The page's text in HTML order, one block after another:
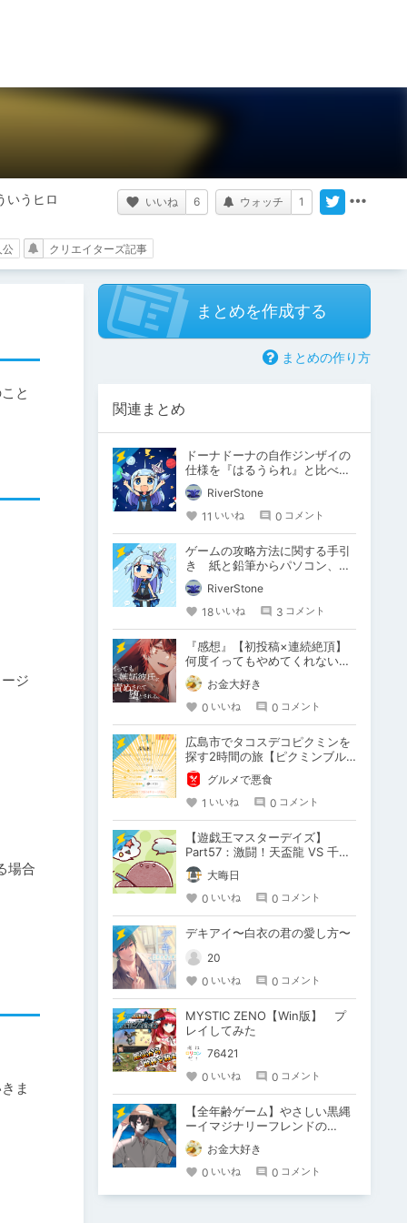
いうヒロ いいね 6 ウォッチ 1
公 クリエイターズ記事
と
ジ
場合
ま
まとめを作成する
まとめの作り方
関連まとめ
ドーナドーナの自作ジンザイの
仕様を『はるうられ』と比べて
みる
RiverStone
11 いいね 0 コメント
ゲームの攻略方法に関する手引
き 紙と鉛筆からパソコン、ゲ
ーム機まで
RiverStone
18 いいね 3 コメント
『感想』【初投稿×連続絶頂】
何度イってもやめてくれない嫉
妬彼氏に激責めされて堕とされ
る。お金大好き
0 いいね 0 コメント
広島市でタコスデコピクミンを
探す2時間の旅【ピクミンブル
ーム / Pikmin Bloom】
グルメで悪食
1 いいね 0 コメント
【遊戯王マスターデイズ】
Part57：激闘！天盃龍 VS 千年
D【架空デュエル】
大晦日
0 いいね 0 コメント
デキアイ〜白衣の君の愛し方〜
20
0 いいね 0 コメント
MYSTIC ZENO【Win版】 プ
レイしてみた
76421
0 いいね 0 コメント
【全年齢ゲーム】やさしい黒縄
ーイマジナリーフレンドの
「彼」と過ごすおぼんやすみー
お金大好き
0 いいね 0 コメント